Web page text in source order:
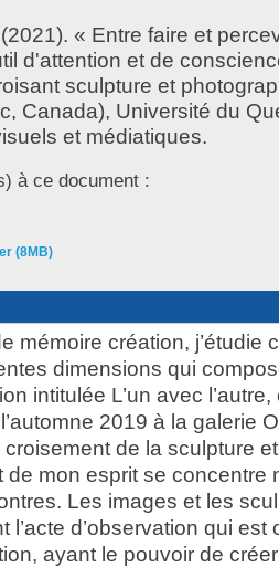
(2021). « Entre faire et
d'attention et de
sculpture et
Canada), Université du
et médiatiques.
à ce document :
(8MB)
mémoire création, j’étudie
dimensions qui
intitulée L’un avec
2019 à la galerie
croisement de la sculpture
de mon esprit se concentre
Les images et les
l’acte d’observation qui est
ayant le pouvoir de